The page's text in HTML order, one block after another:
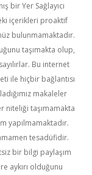
bir Yer Sağlayıcı
içerikleri proaktif
bulunmamaktadır.
taşımakta olup,
Bu internet
ile hiçbir bağlantısı
makaleler
niteliği taşımamakta
yapılmamaktadır.
tesadüfidir.
bir bilgi paylaşım
aykırı olduğunu